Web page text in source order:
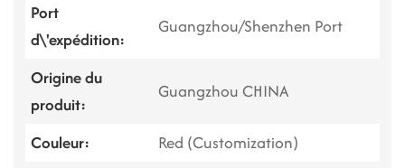
Port
d\'expédition:
Guangzhou/Shenzhen Port
Origine du
produit:
Guangzhou CHINA
Couleur:
Red (Customization)